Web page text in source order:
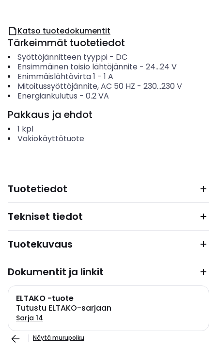
Katso tuotedokumentit
Tärkeimmät tuotetiedot
Syöttöjännitteen tyyppi- DC
Ensimmäinen toisio lähtöjännite - 24...24 V
Enimmäislähtövirta 1 - 1 A
Mitoitussyöttöjännite, AC 50 HZ - 230...230 V
Energiankulutus - 0.2VA
Pakkaus ja ehdot
1 kpl
Vakiokäyttötuote
Tuotetiedot
Tekniset tiedot
Tuotekuvaus
Dokumentit ja linkit
ELTAKO -tuote
Tutustu ELTAKO-sarjaan
Sarja 14
Näytä murupolku